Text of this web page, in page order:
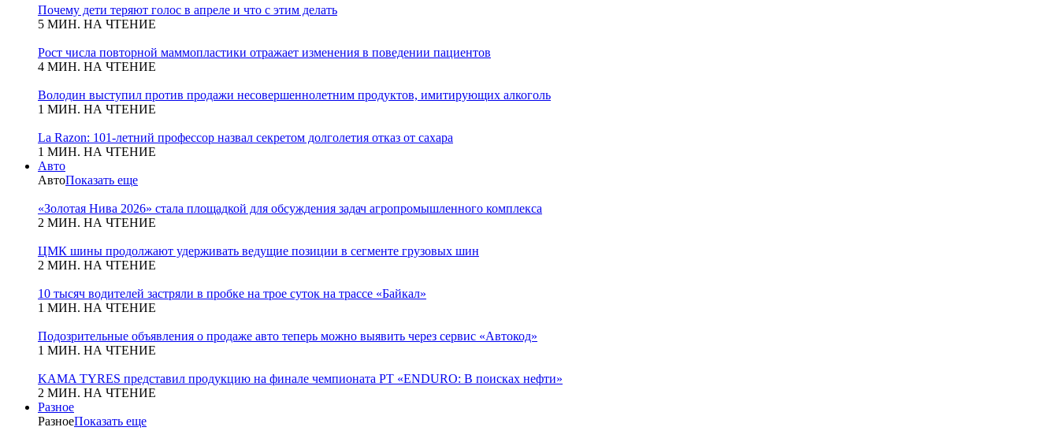
Почему дети теряют голос в апреле и что с этим делать
5 МИН. НА ЧТЕНИЕ
Рост числа повторной маммопластики отражает изменения в поведении пациентов
4 МИН. НА ЧТЕНИЕ
Володин выступил против продажи несовершеннолетним продуктов, имитирующих алкоголь
1 МИН. НА ЧТЕНИЕ
La Razon: 101-летний профессор назвал секретом долголетия отказ от сахара
1 МИН. НА ЧТЕНИЕ
Авто
АвтоПоказать еще
«Золотая Нива 2026» стала площадкой для обсуждения задач агропромышленного комплекса
2 МИН. НА ЧТЕНИЕ
ЦМК шины продолжают удерживать ведущие позиции в сегменте грузовых шин
2 МИН. НА ЧТЕНИЕ
10 тысяч водителей застряли в пробке на трое суток на трассе «Байкал»
1 МИН. НА ЧТЕНИЕ
Подозрительные объявления о продаже авто теперь можно выявить через сервис «Автокод»
1 МИН. НА ЧТЕНИЕ
KAMA TYRES представил продукцию на финале чемпионата РТ «ENDURO: В поисках нефти»
2 МИН. НА ЧТЕНИЕ
Разное
РазноеПоказать еще